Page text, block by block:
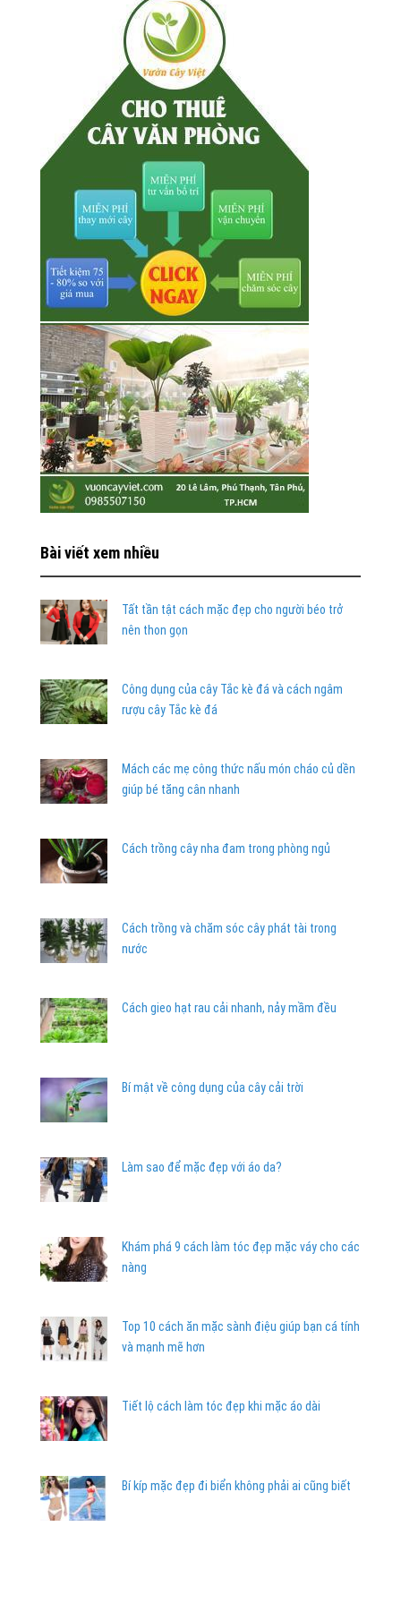
Bài viết xem nhiều
Tất tần tật cách mặc đẹp cho người béo trở
nên thon gọn
Công dụng của cây Tắc kè đá và cách ngâm
rượu cây Tắc kè đá
Mách các mẹ công thức nấu món cháo củ dền
giúp bé tăng cân nhanh
Cách trồng cây nha đam trong phòng ngủ
Cách trồng và chăm sóc cây phát tài trong
nước
Cách gieo hạt rau cải nhanh, nảy mầm đều
Bí mật về công dụng của cây cải trời
Làm sao để mặc đẹp với áo da?
Khám phá 9 cách làm tóc đẹp mặc váy cho các
nàng
Top 10 cách ăn mặc sành điệu giúp bạn cá tính
và mạnh mẽ hơn
Tiết lộ cách làm tóc đẹp khi mặc áo dài
Bí kíp mặc đẹp đi biển không phải ai cũng biết